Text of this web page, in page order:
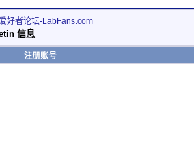
好者论坛-LabFans.com
信息
注册账号